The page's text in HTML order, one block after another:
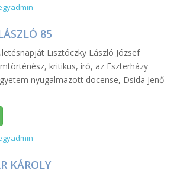
85
Lisztóczky László József
kritikus, író, az Eszterházy
nyugalmazott docense, Dsida Jenő
KÁROLY